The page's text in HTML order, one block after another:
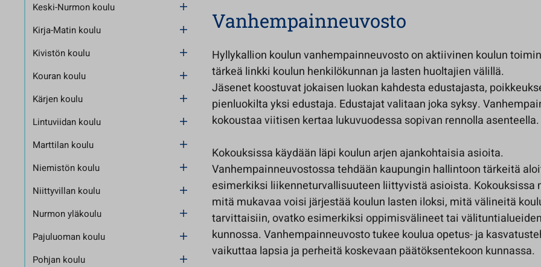
Keski-Nurmon koulu
Kirja-Matin koulu
Kivistön koulu
Kouran koulu
Kärjen koulu
Lintuviidan koulu
Marttilan koulu
Niemistön koulu
Niittyvillan koulu
Nurmon yläkoulu
Pajuluoman koulu
Pohjan koulu
Vanhempainneuvosto
Hyllykallion koulun vanhempainneuvosto on aktiivinen koulun
tärkeä linkki koulun henkilökunnan ja lasten huoltajien välillä.
Jäsenet koostuvat jokaisen luokan kahdesta edustajasta,
pienluokilta yksi edustaja. Edustajat valitaan joka syksy.
kokoustaa viitisen kertaa lukuvuodessa sopivan rennolla asenteella.
Kokouksissa käydään läpi koulun arjen ajankohtaisia asioita.
Vanhempainneuvostossa tehdään kaupungin hallintoon tärkeitä
esimerkiksi liikenneturvallisuuteen liittyvistä asioista. Kokouksissa
mitä mukavaa voisi järjestää koulun lasten iloksi, mitä välineitä
tarvittaisiin, ovatko esimerkiksi oppimisvälineet tai
kunnossa. Vanhempainneuvosto tukee koulua opetus- ja
vaikuttaa lapsia ja perheitä koskevaan päätöksentekoon kunnassa.